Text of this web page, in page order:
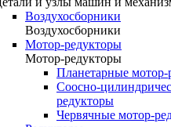
Воздухосборники
Воздухосборники
Мотор-редукторы
Мотор-редукторы
Планетарные мотор-
Соосно-
редукторы
Червячные мотор-